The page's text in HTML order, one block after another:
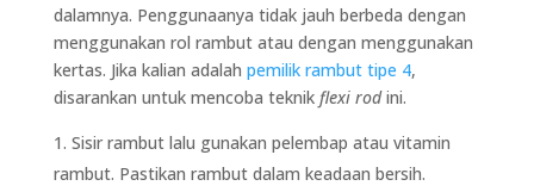
dalamnya. Penggunaanya tidak jauh berbeda dengan
menggunakan rol rambut atau dengan menggunakan
kertas. Jika kalian adalah pemilik rambut tipe 4,
disarankan untuk mencoba teknik flexi rodini.
Sisir rambut lalu gunakan pelembap atau vitamin
rambut. Pastikan rambut dalam keadaan bersih.